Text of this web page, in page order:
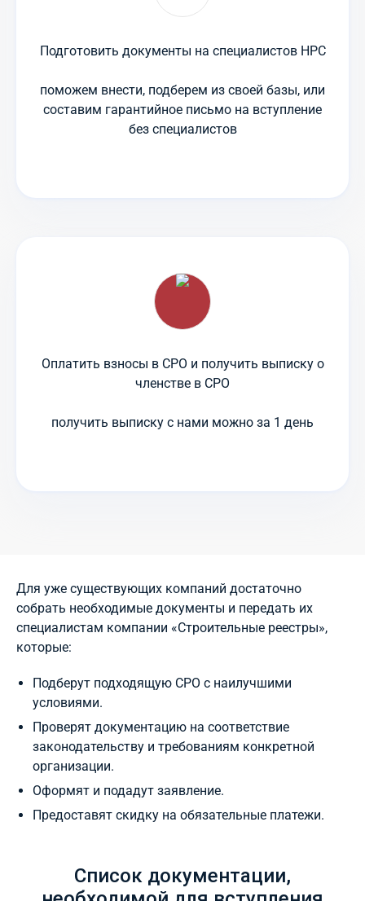
Подготовить документы на специалистов НРС
поможем внести, подберем из своей базы, или
составим гарантийное письмо на вступление
без специалистов
Оплатить взносы в СРО и получить выписку о
членстве в СРО
получить выписку с нами можно за 1 день
Для уже существующих компаний достаточно
собрать необходимые документы и передать их
специалистам компании «Строительные реестры»,
которые:
Подберут подходящую СРО с наилучшими
условиями.
Проверят документацию на соответствие
законодательству и требованиям конкретной
организации.
Оформят и подадут заявление.
Предоставят скидку на обязательные платежи.
Список документации,